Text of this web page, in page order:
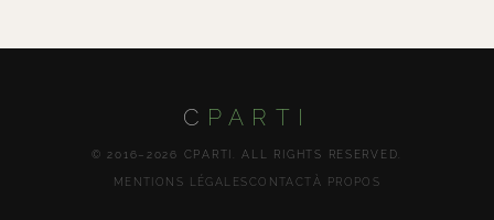
C PARTI
© 2016–2026 CPARTI. ALL RIGHTS RESERVED.
MENTIONS LÉGALESCONTACT À PROPOS